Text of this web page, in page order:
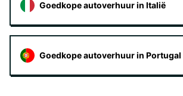
Goedkope autoverhuur in Italië
Goedkope autoverhuur in Portugal